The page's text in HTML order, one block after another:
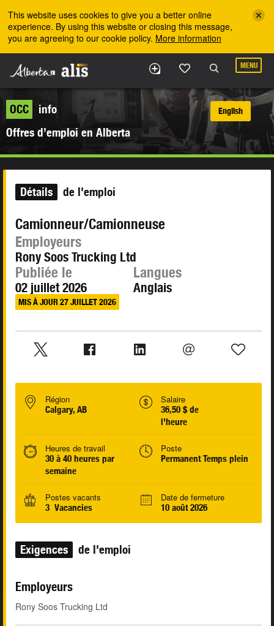
This website uses cookies to give you a better online
experience. By using this website or closing this message,
you are agreeing to our cookie policy. More information
MENU
OCC
info
Offres d’emploi en Alberta
English
Détails de l'emploi
Camionneur/Camionneuse
Employeurs
Rony Soos Trucking Ltd
Publiée le
02 juillet 2026
MIS À JOUR 27 JUILLET 2026
Langues
Anglais
Région
Calgary, AB
Salaire
36,50 $ de
l'heure
Heures de travail
30 à 40 heures par
semaine
Poste
Permanent Temps plein
Postes vacants
3 Vacancies
Date de fermeture
10 août 2026
Exigences de l'emploi
Employeurs
Rony Soos Trucking Ltd